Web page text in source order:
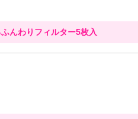
んわりフィルター5枚入